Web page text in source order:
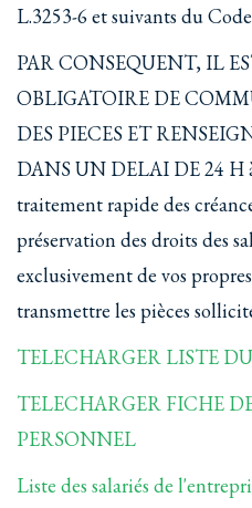
L.3253-6 et suivants du
PAR CONSEQUENT, IL
OBLIGATOIRE DE
DES PIECES ET
DANS UN DELAI DE 24 H
traitement rapide des
préservation des droits des
exclusivement de vos
transmettre les pièces
TELECHARGER LISTE
TELECHARGER FICHE
PERSONNEL
Liste des salariés de